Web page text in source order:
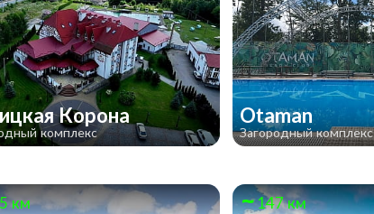
Корона
комплекс
Otaman
Загородный комплекс
км 147 км